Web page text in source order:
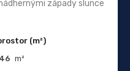
západy slunce
(m²)
m²